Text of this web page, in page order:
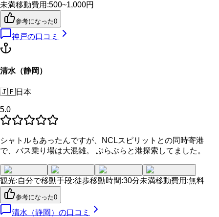
未満移動費用 :500~1,000円
参考になった0
神戸の口コミ
清水（静岡）
🇯🇵日本
5.0
シャトルもあったんですが、NCLスピリットとの同時寄港
で、バス乗り場は大混雑。 ぶらぶらと港探索してました。
観光:自分で移動手段:徒歩移動時間:30分未満移動費用 :無料
参考になった0
清水（静岡） の口コミ